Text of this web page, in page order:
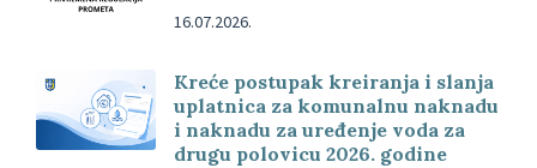
16.07.2026.
Kreće postupak kreiranja i slanja
uplatnica za komunalnu naknadu
i naknadu za uređenje voda za
drugu polovicu 2026. godine